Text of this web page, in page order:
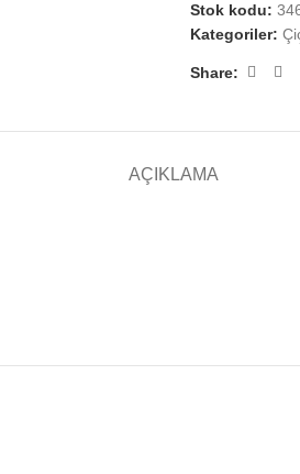
Stok kodu:
Kategoriler:
Share:
AÇIKLAMA